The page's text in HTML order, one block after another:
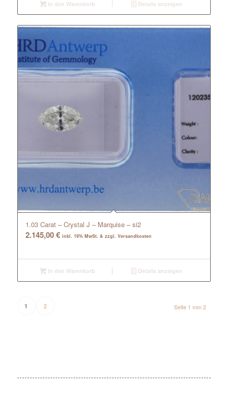
In den Warenkorb Details anzeigen
1.03 Carat – Crystal J – Marquise – si2
2.145,00€ inkl. 19% MwSt. & zzgl. Versandkosten
In den Warenkorb Details anzeigen
Seite 1 von 2
1 2